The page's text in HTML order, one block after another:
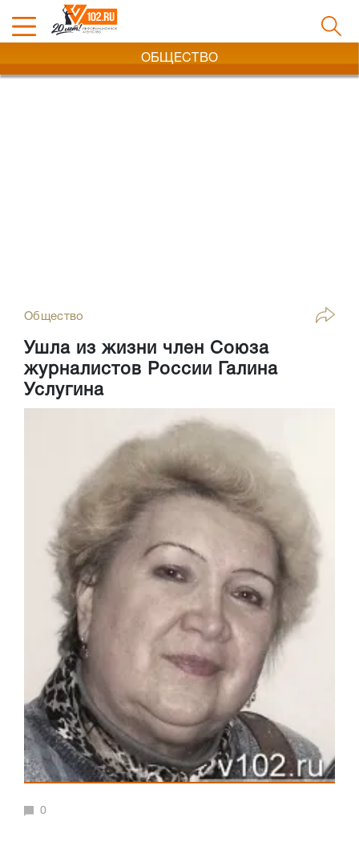
ОБЩЕСТВО
Общество
Ушла из жизни член Союза
журналистов России Галина
Услугина
0